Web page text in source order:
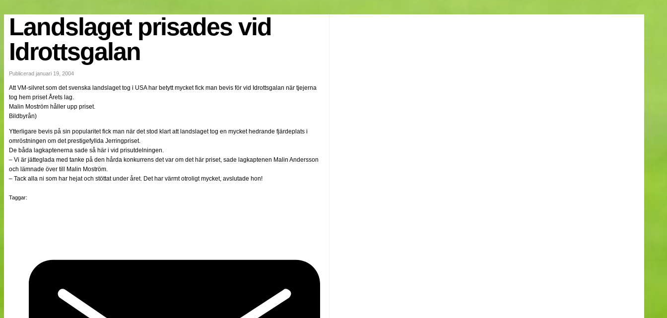
Cuper
Medlemmar
Medlemsbilder
Om oss
NÄTverket
Nyheter
Bloggar
Lagen
Webb-TV
Cuper
Medlemmar
Medlemsbilder
Till klubbkassan
Om oss
NÄTverket
Landslaget prisades vid
Idrottsgalan
Publicerad januari 19, 2004
Att VM-silvret som det svenska landslaget tog i USA har betytt mycket fick man bevis för vid Idrottsgalan när tjejerna
tog hem priset Årets lag.
Malin Moström håller upp priset.
Bildbyrån)
Ytterligare bevis på sin popularitet fick man när det stod klart att landslaget tog en mycket hedrande fjärdeplats i
omröstningen om det prestigefyllda Jerringpriset.
De båda lagkaptenerna sade så här i vid prisutdelningen.
– Vi är jätteglada med tanke på den hårda konkurrens det var om det här priset, sade lagkaptenen Malin Andersson
och lämnade över till Malin Moström.
– Tack alla ni som har hejat och stöttat under året. Det har värmt otroligt mycket, avslutade hon!
Taggar: